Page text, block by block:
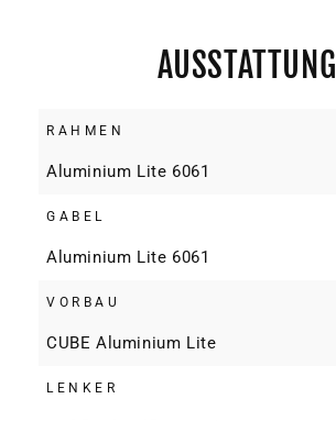
AUSSTATTUNG
RAHMEN
Aluminium Lite 6061
GABEL
Aluminium Lite 6061
VORBAU
CUBE Aluminium Lite
LENKER